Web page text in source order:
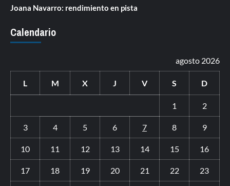
Joana Navarro: rendimiento en pista
Calendario
agosto 2026
L M X J V S D
1 2
3 4 5 6 7 8 9
10 11 12 13 14 15 16
17 18 19 20 21 22 23